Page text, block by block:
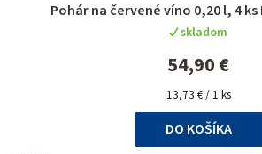
Pohár na červené víno 0,20 l, 4
produktu
je
5,0
z
5
hviezdičiek.
skladom
54,90 €
Jednotková
cena:
13,73 € / 1 ks
DO KOŠÍKA